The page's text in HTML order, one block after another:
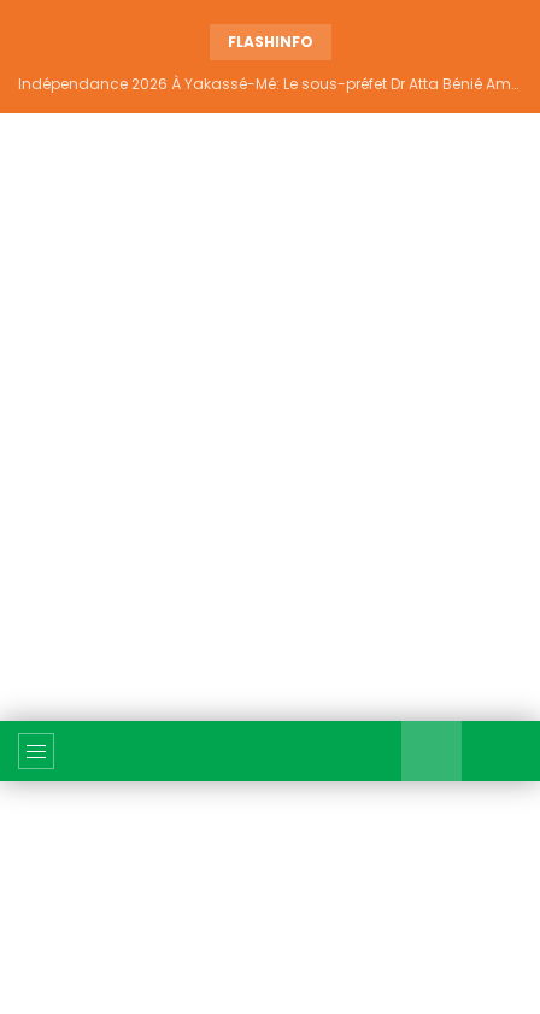
FLASHINFO
Indépendance 2026 À Yakassé-Mé: Le sous-préfet Dr Atta Bénié Amédé appelle à l’unité, à la sécurité et au développement